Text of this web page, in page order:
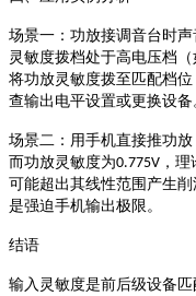
场景一 ：功放接调音台时
灵敏度拨档处于高电压档（
将功放灵敏度拨至匹配档
查输出电平设置或更换设备
场景二 ：用手机直接推功
而功放灵敏度为0.775V ，
可能超出其线性范围产生
是强迫手机输出极限。
结语
输入灵敏度是前后级设备匹